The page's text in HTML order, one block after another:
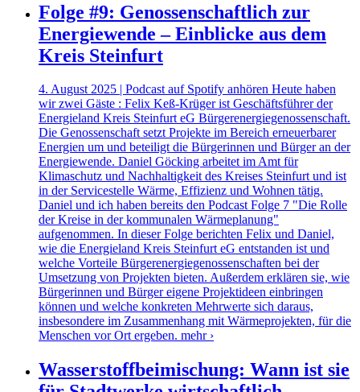
Folge #9: Genossenschaftlich zur
Energiewende – Einblicke aus dem
Kreis Steinfurt
4. August 2025 | Podcast auf Spotify anhören Heute haben
wir zwei Gäste : Felix Keß-Krüger ist Geschäftsführer der
Energieland Kreis Steinfurt eG Bürgerenergiegenossenschaft.
Die Genossenschaft setzt Projekte im Bereich erneuerbarer
Energien um und beteiligt die Bürgerinnen und Bürger an der
Energiewende. Daniel Göcking arbeitet im Amt für
Klimaschutz und Nachhaltigkeit des Kreises Steinfurt und ist
in der Servicestelle Wärme, Effizienz und Wohnen tätig.
Daniel und ich haben bereits den Podcast Folge 7 "Die Rolle
der Kreise in der kommunalen Wärmeplanung"
aufgenommen. In dieser Folge berichten Felix und Daniel,
wie die Energieland Kreis Steinfurt eG entstanden ist und
welche Vorteile Bürgerenergiegenossenschaften bei der
Umsetzung von Projekten bieten. Außerdem erklären sie, wie
Bürgerinnen und Bürger eigene Projektideen einbringen
können und welche konkreten Mehrwerte sich daraus,
insbesondere im Zusammenhang mit Wärmeprojekten, für die
Menschen vor Ort ergeben. mehr ›
Wasserstoffbeimischung: Wann ist sie